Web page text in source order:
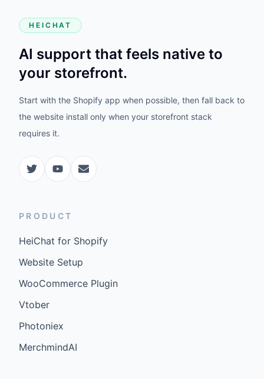
HEICHAT
AI support that feels native to
your storefront.
Start with the Shopify app when possible, then fall back to
the website install only when your storefront stack
requires it.
PRODUCT
HeiChat for Shopify
Website Setup
WooCommerce Plugin
Vtober
Photoniex
MerchmindAI